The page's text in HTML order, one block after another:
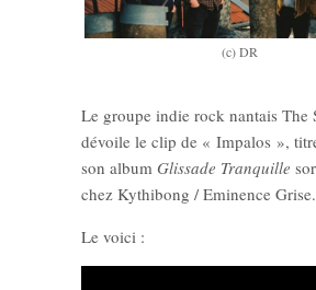
(c) DR
Le groupe indie rock nantais The
dévoile le clip de « Impalos »,
son album Glissade Tranquille
chez Kythibong / Eminence Grise.
Le voici :